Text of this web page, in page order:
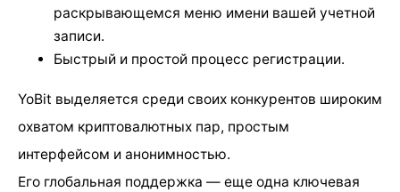
раскрывающемся меню имени вашей учетной
записи.
Быстрый и простой процесс регистрации.
YoBit выделяется среди своих конкурентов широким
охватом криптовалютных пар, простым
интерфейсом и анонимностью.
Его глобальная поддержка — еще одна ключевая